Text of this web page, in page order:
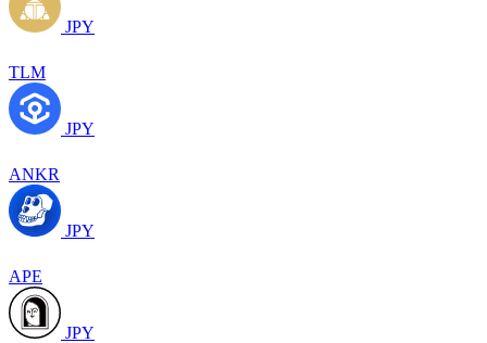
JPY
TLM
JPY
ANKR
JPY
APE
JPY